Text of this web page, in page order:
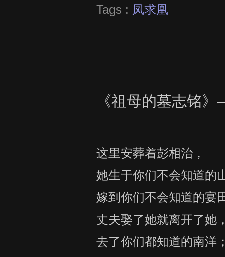
Tags : 凤求凰
《祖母的墓志铭
这里安葬着彭相治，
她生于你们不会知道的
嫁到你们不会知道的宴
丈夫娶了她就离开了她
去了你们都知道的南洋